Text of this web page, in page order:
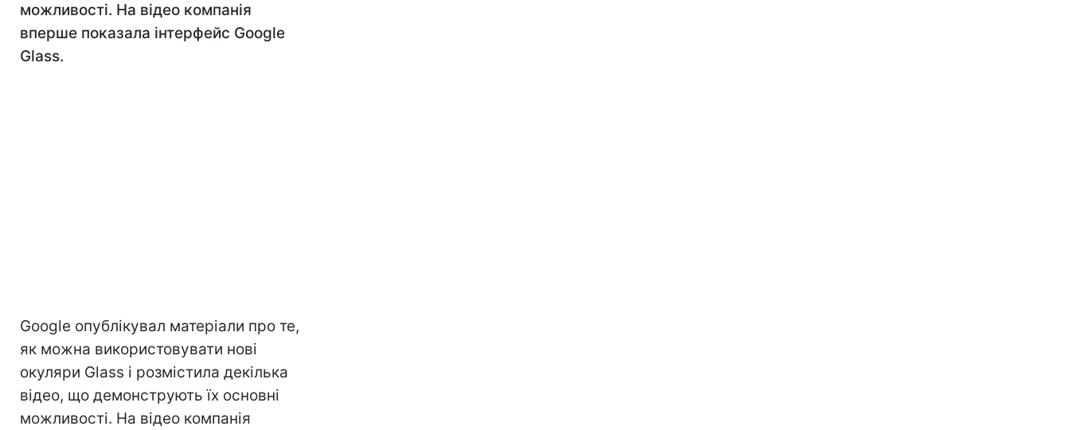
можливості. На відео компанія
вперше показала інтерфейс Google
Glass.
Google опублікувал матеріали про те,
як можна використовувати нові
окуляри Glass і розмістила декілька
відео, що демонструють їх основні
можливості. На відео компанія